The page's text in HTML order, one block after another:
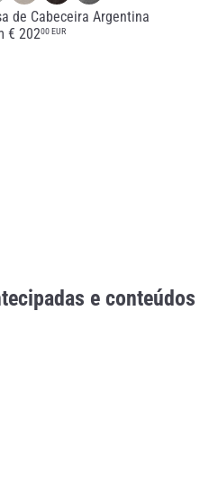
de Cabeceira Argentina
€ 20200 EUR
e conteúdos